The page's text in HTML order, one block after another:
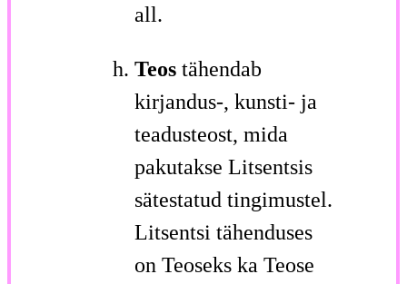
all.
Teos tähendab
kirjandus-, kunsti- ja
teadusteost, mida
pakutakse Litsentsis
sätestatud tingimustel.
Litsentsi tähenduses
on Teoseks ka Teose